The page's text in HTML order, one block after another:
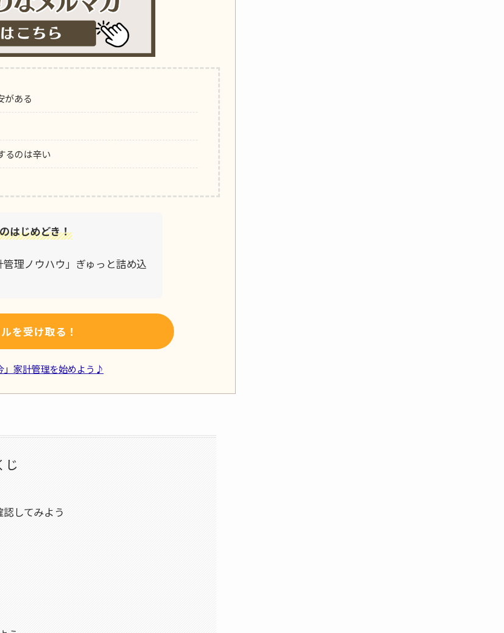
がある
るのは辛い
はじめどき！
理ノウハウ」ぎゅっと詰め込
を受け取る！
」家計管理を始めよう♪
じ
してみよう